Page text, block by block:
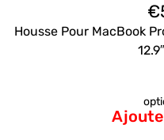
€
Housse Pour MacBook